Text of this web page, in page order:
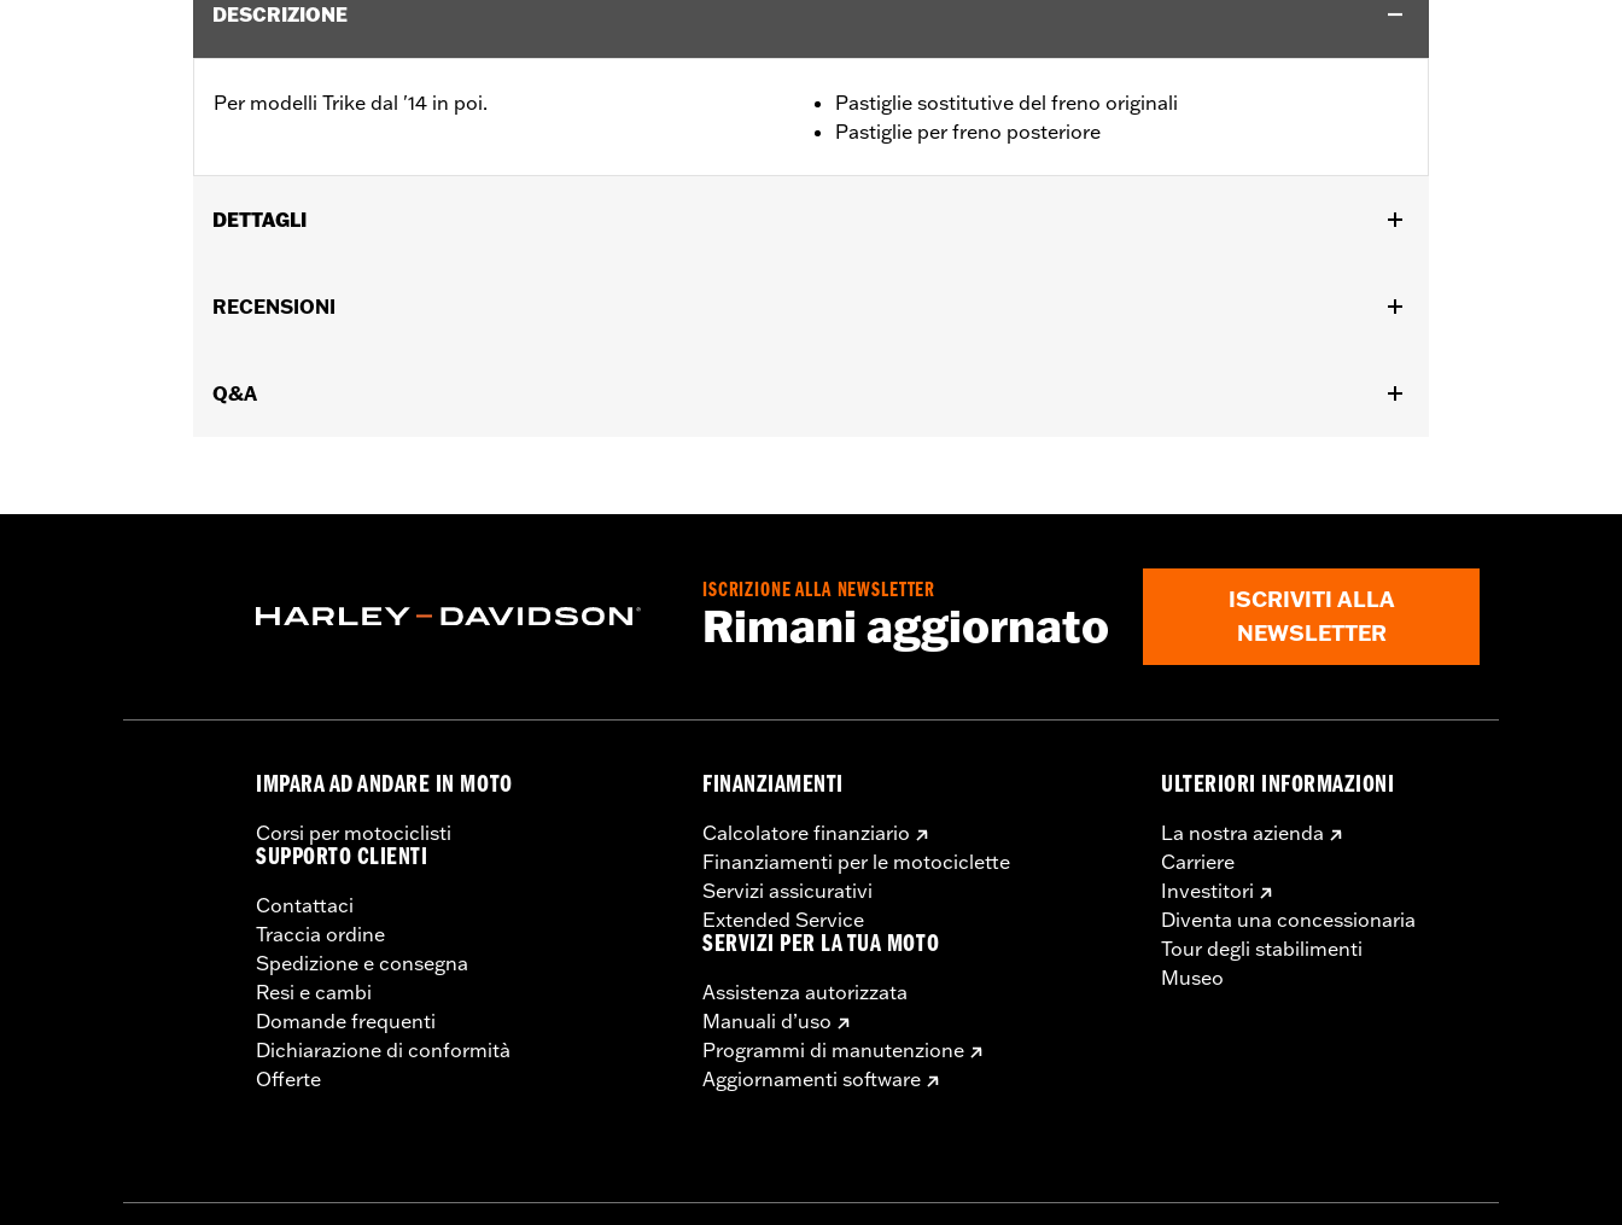
DESCRIZIONE
Per modelli Trike dal '14 in poi.
Pastiglie sostitutive del freno originali
Pastiglie per freno posteriore
DETTAGLI
Venduti singolarmente:
RECENSIONI
Q&A
ISCRIZIONE ALLA NEWSLETTER
Rimani aggiornato
ISCRIVITI ALLA
NEWSLETTER
IMPARA AD ANDARE IN MOTO
Corsi per motociclisti
SUPPORTO CLIENTI
Contattaci
Traccia ordine
Spedizione e consegna
Resi e cambi
Domande frequenti
Dichiarazione di conformità
Offerte
FINANZIAMENTI
Calcolatore finanziario
Finanziamenti per le motociclette
Servizi assicurativi
Extended Service
SERVIZI PER LA TUA MOTO
Assistenza autorizzata
Manuali d’uso
Programmi di manutenzione
Aggiornamenti software
ULTERIORI INFORMAZIONI
La nostra azienda
Carriere
Investitori
Diventa una concessionaria
Tour degli stabilimenti
Museo